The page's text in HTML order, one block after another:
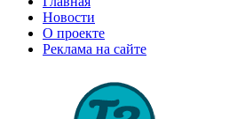
Новости
О проекте
Реклама на сайте